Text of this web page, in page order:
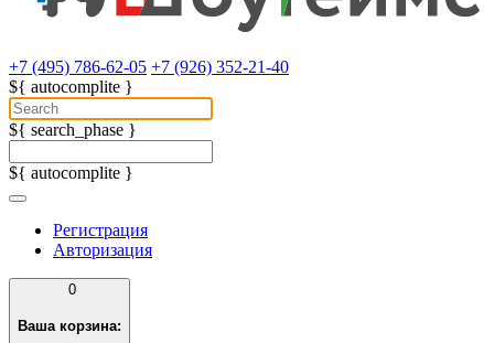
+7 (495) 786-62-05 +7 (926) 352-21-40
${ autocomplite }
${ search_phase }
${ autocomplite }
Регистрация
Авторизация
0
Ваша корзина: